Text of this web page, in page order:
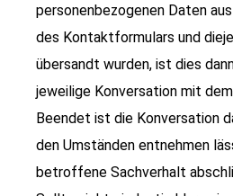
personenbezogenen Daten
des Kontaktformulars und
übersandt wurden, ist dies
jeweilige Konversation mit
Beendet ist die Konversation
den Umständen entnehmen
betroffene Sachverhalt